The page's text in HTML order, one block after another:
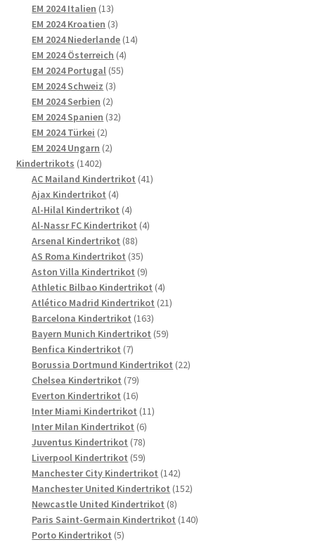
EM 2024 Italien 1313
Produkte
EM 2024 Kroatien 33
Produkte
EM 2024 Niederlande 1414
EM 2024 Österreich 44
EM 2024 Portugal 5555
EM 2024 Schweiz 33
EM 2024 Serbien 22
Produkte
EM 2024 Spanien 3232
EM 2024 Türkei 22
Produkte
EM 2024 Ungarn 22
Kindertrikots 14021402
Produkte
AC Mailand Kindertrikot 4141
Ajax Kindertrikot 44
Produkte
Al-Hilal Kindertrikot 44
Produkte
Al-Nassr FC Kindertrikot 44
Arsenal Kindertrikot 8888
Produkte
AS Roma Kindertrikot 3535
Produkte
Aston Villa Kindertrikot 99
Produkte
Athletic Bilbao Kindertrikot 44
Produkte
Atlético Madrid Kindertrikot 2121
Barcelona Kindertrikot 163163
Produkte
Bayern Munich Kindertrikot 5959
Benfica Kindertrikot 77
Produkte
Borussia Dortmund Kindertrikot 2222
Chelsea Kindertrikot 7979
Produkte
Everton Kindertrikot 1616
Produkte
Inter Miami Kindertrikot 1111
Inter Milan Kindertrikot 66
Produkte
Juventus Kindertrikot 7878
Produkte
Liverpool Kindertrikot 5959
Produkte
Manchester City Kindertrikot 142142
Produkte
Manchester United Kindertrikot 152152
Newcastle United Kindertrikot 88
Produkte
Paris Saint-Germain Kindertrikot 140140
Porto Kindertrikot 55